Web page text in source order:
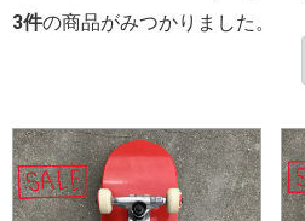
3件の商品がみつかりました。